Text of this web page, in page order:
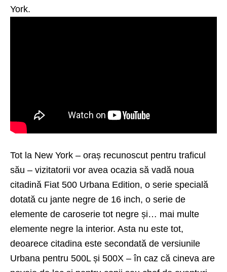
York.
Tot la New York – oraș recunoscut pentru traficul
său – vizitatorii vor avea ocazia să vadă noua
citadină Fiat 500 Urbana Edition, o serie specială
dotată cu jante negre de 16 inch, o serie de
elemente de caroserie tot negre și… mai multe
elemente negre la interior. Asta nu este tot,
deoarece citadina este secondată de versiunile
Urbana pentru 500L și 500X – în caz că cineva are